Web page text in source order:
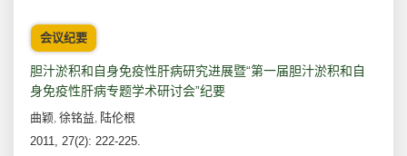
会议纪要
胆汁淤积和自身免疫性肝病研究进展暨“第一届胆汁淤积和自
身免疫性肝病专题学术研讨会”纪要
曲颖, 徐铭益, 陆伦根
2011, 27(2): 222-225.